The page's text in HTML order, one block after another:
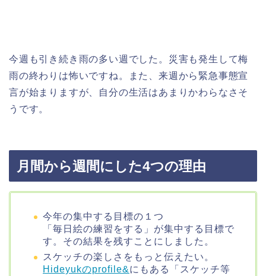
今週も引き続き雨の多い週でした。災害も発生して梅
雨の終わりは怖いですね。また、来週から緊急事態宣
言が始まりますが、自分の生活はあまりかわらなさそ
うです。
月間から週間にした4つの理由
今年の集中する目標の１つ
「毎日絵の練習をする」が集中する目標で
す。その結果を残すことにしました。
スケッチの楽しさをもっと伝えたい。
Hideyukのprofile&にもある「スケッチ等